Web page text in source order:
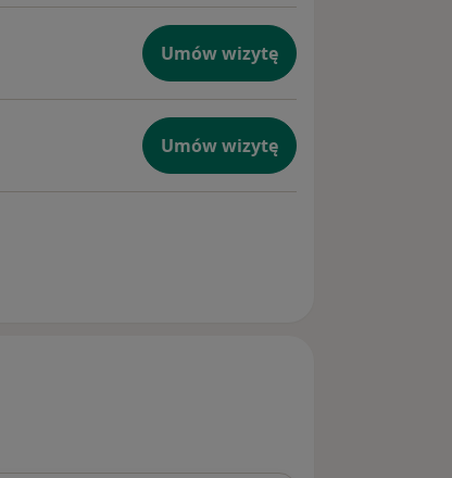
Umów wizytę
Umów wizytę